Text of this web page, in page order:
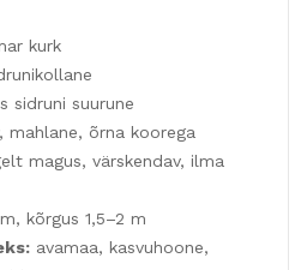
kurk
sidruni suurune
mahlane, õrna koorega
magus, värskendav, ilma
kõrgus 1,5–2 m
avamaa, kasvuhoone,